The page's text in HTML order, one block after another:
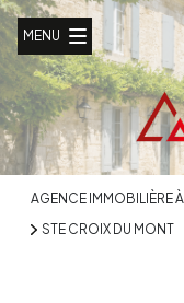
MENU
AGENCE IMMOBILIÈRE
STE CROIX DU MONT